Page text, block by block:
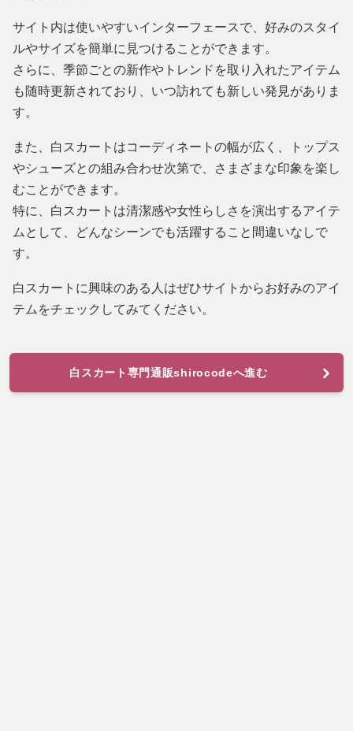
サイト内は使いやすいインターフェースで、好みのスタイ
ルやサイズを簡単に見つけることができます。
さらに、季節ごとの新作やトレンドを取り入れたアイテム
も随時更新されており、いつ訪れても新しい発見がありま
す。
また、白スカートはコーディネートの幅が広く、トップス
やシューズとの組み合わせ次第で、さまざまな印象を楽し
むことができます。
特に、白スカートは清潔感や女性らしさを演出するアイテ
ムとして、どんなシーンでも活躍すること間違いなしで
す。
白スカートに興味のある人はぜひサイトからお好みのアイ
テムをチェックしてみてください。
白スカート専門通販shirocodeへ進む